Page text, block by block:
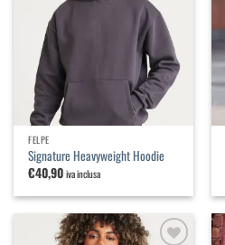
lista dei
desideri
FELPE
Signature Heavyweight Hoodie
€40,90iva inclusa